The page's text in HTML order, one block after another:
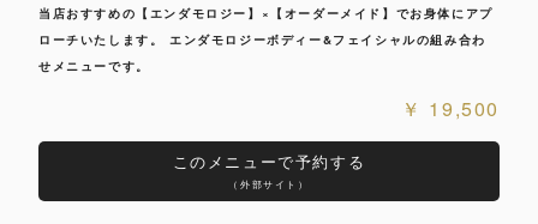
当店おすすめの【エンダモロジー】×【オーダーメイド】でお身体にアプ
ローチいたします。 エンダモロジーボディー&フェイシャルの組み合わ
せメニューです。
19,500
このメニューで予約する
（外部サイト）